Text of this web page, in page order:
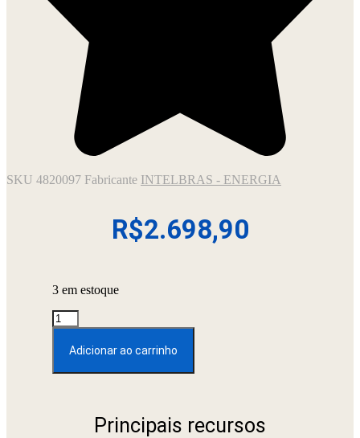
SKU 4820097 Fabricante INTELBRAS - ENERGIA
R$2.698,90
3 em estoque
CARREGADOR
PORTATIL
PARA
ELETRICOS
Adicionar ao carrinho
Principais recursos